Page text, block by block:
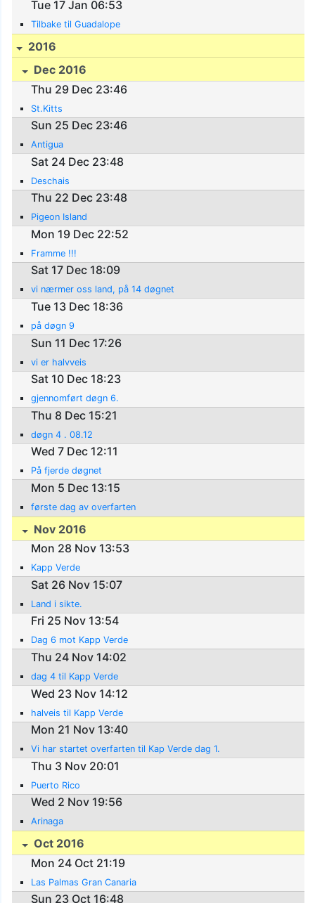
Tue 17 Jan 06:53
Tilbake til Guadalope
2016
Dec 2016
Thu 29 Dec 23:46
St.Kitts
Sun 25 Dec 23:46
Antigua
Sat 24 Dec 23:48
Deschais
Thu 22 Dec 23:48
Pigeon Island
Mon 19 Dec 22:52
Framme !!!
Sat 17 Dec 18:09
vi nærmer oss land, på 14 døgnet
Tue 13 Dec 18:36
på døgn 9
Sun 11 Dec 17:26
vi er halvveis
Sat 10 Dec 18:23
gjennomført døgn 6.
Thu 8 Dec 15:21
døgn 4 . 08.12
Wed 7 Dec 12:11
På fjerde døgnet
Mon 5 Dec 13:15
første dag av overfarten
Nov 2016
Mon 28 Nov 13:53
Kapp Verde
Sat 26 Nov 15:07
Land i sikte.
Fri 25 Nov 13:54
Dag 6 mot Kapp Verde
Thu 24 Nov 14:02
dag 4 til Kapp Verde
Wed 23 Nov 14:12
halveis til Kapp Verde
Mon 21 Nov 13:40
Vi har startet overfarten til Kap Verde dag 1.
Thu 3 Nov 20:01
Puerto Rico
Wed 2 Nov 19:56
Arinaga
Oct 2016
Mon 24 Oct 21:19
Las Palmas Gran Canaria
Sun 23 Oct 16:48